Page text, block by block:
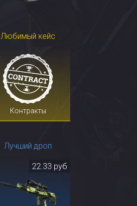
Любимый кейс
Контракты
Лучший дроп
22.33 руб